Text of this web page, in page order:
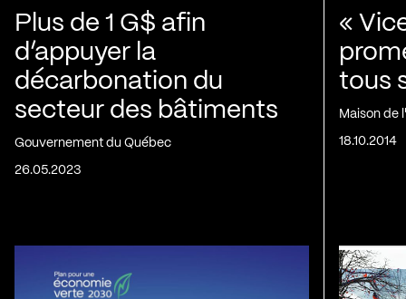
Plus de 1 G$ afin
d’appuyer la
décarbonation du
secteur des bâtiments
Gouvernement du Québec
26.05.2023
«
tous
Maison de
18.10.2014